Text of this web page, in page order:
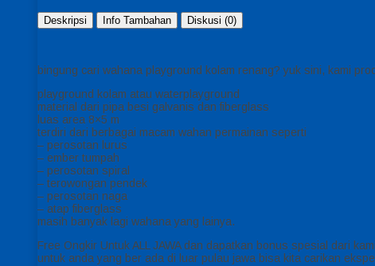
Deskripsi Info Tambahan Diskusi (0)
bingung cari wahana playground kolam renang? yuk sini, kami
playground kolam atau waterplayground
material dari pipa besi galvanis dan fiberglass
luas area 8×5 m
terdiri dari berbagai macam wahan permainan seperti
– perosotan lurus
– ember tumpah
– perosotan spiral
– terowongan pendek
– perosotan naga
– atap fiberglass
masih banyak lagi wahana yang lainya.
Free Ongkir Untuk ALL JAWA dan dapatkan bonus spesial dari
untuk anda yang ber ada di luar pulau jawa bisa kita carikan